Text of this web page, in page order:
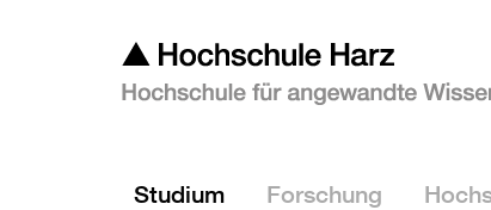
Studium Forschung